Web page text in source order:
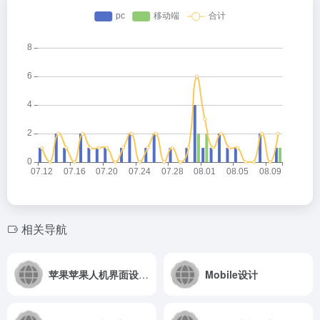
相关导航
苹果苹果人机界面设计指南 Mobile设计